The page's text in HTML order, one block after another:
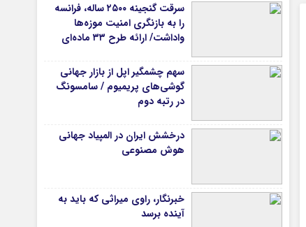
سرقت گنجینه ۲۵۰۰ ساله، فرانسه
را به بازنگری امنیت موزه‌ها
واداشت/ ارائه طرح ۳۳ ماده‌ای
سهم چشمگیر اپل از بازار جهانی
گوشی‌های پریمیوم / سامسونگ
در رتبه دوم
درخشش ایران در المپیاد جهانی
هوش مصنوعی
خبرنگار، راوی میراثی که باید به
آینده برسد